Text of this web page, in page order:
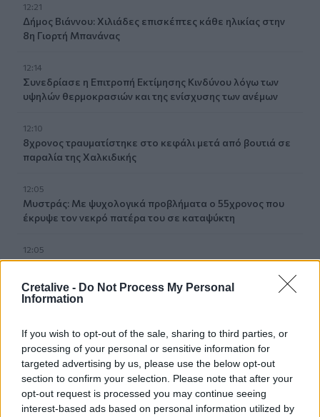
Cretalive - Do Not Process My Personal
Information
If you wish to opt-out of the sale, sharing to third parties, or
processing of your personal or sensitive information for
targeted advertising by us, please use the below opt-out
section to confirm your selection. Please note that after your
opt-out request is processed you may continue seeing
interest-based ads based on personal information utilized by
12:21
Δήμος Βιάννου: Χιλιάδες επισκέπτες κάθε ηλικίας στην
8η Γιορτή Μπανάνας
12:14
Συνεδρίασε η Επιτροπή Εκτίμησης Κινδύνου λόγω των
υψηλών θερμοκρασιών και της ενίσχυσης των ανέμων
12:10
8χρονος τραυματίστηκε στο κεφάλι μετά από βουτιά σε
παραλία της Χαλκιδικής
12:05
Μυστράς: Με ψυχολογικά προβλήματα ο 55χρονος που
έκρυψε τον νεκρό πατέρα του σε καταψύκτη
12:05
Κρήτη: Στην εισαγγελία ο φάκελος για τον τουρίστα με τις
"ανάσα" από το Κούλε (photos)
11:54
Φωτιά σε κτίριο στην Κουμουνδούρου: Πυροσβέστες
απεγκλώβισαν άτομο